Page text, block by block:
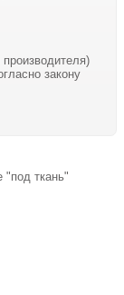
закону
"под ткань"